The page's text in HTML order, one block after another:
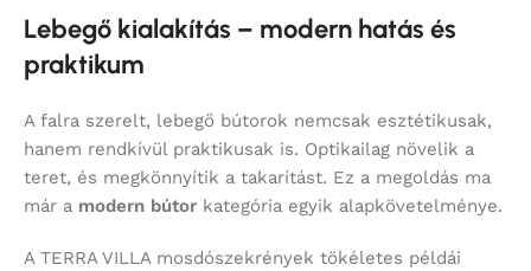
Lebegő kialakítás – modern hatás és
praktikum
A falra szerelt, lebegő bútorok nemcsak esztétikusak,
hanem rendkívül praktikusak is. Optikailag növelik a
teret, és megkönnyítik a takarítást. Ez a megoldás ma
már a modern bútor kategória egyik alapkövetelménye.
A TERRA VILLA mosdószekrények tökéletes példái